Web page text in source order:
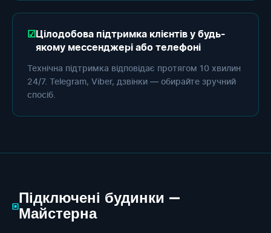
Цілодобова підтримка клієнтів у будь-
якому мессенджері або телефоні
Технічна підтримка відповідає протягом 10 хвилин
24/7. Telegram, Viber, дзвінки — обирайте зручний
спосіб.
▣Підключені будинки —
Майстерна